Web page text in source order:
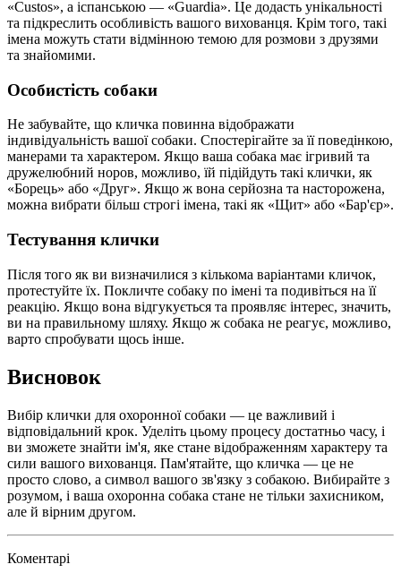
«Custos», а іспанською — «Guardia». Це додасть унікальності
та підкреслить особливість вашого вихованця. Крім того, такі
імена можуть стати відмінною темою для розмови з друзями
та знайомими.
Особистість собаки
Не забувайте, що кличка повинна відображати
індивідуальність вашої собаки. Спостерігайте за її поведінкою,
манерами та характером. Якщо ваша собака має ігривий та
дружелюбний норов, можливо, їй підійдуть такі клички, як
«Борець» або «Друг». Якщо ж вона серйозна та насторожена,
можна вибрати більш строгі імена, такі як «Щит» або «Бар'єр».
Тестування клички
Після того як ви визначилися з кількома варіантами кличок,
протестуйте їх. Покличте собаку по імені та подивіться на її
реакцію. Якщо вона відгукується та проявляє інтерес, значить,
ви на правильному шляху. Якщо ж собака не реагує, можливо,
варто спробувати щось інше.
Висновок
Вибір клички для охоронної собаки — це важливий і
відповідальний крок. Уделіть цьому процесу достатньо часу, і
ви зможете знайти ім'я, яке стане відображенням характеру та
сили вашого вихованця. Пам'ятайте, що кличка — це не
просто слово, а символ вашого зв'язку з собакою. Вибирайте з
розумом, і ваша охоронна собака стане не тільки захисником,
але й вірним другом.
Коментарі